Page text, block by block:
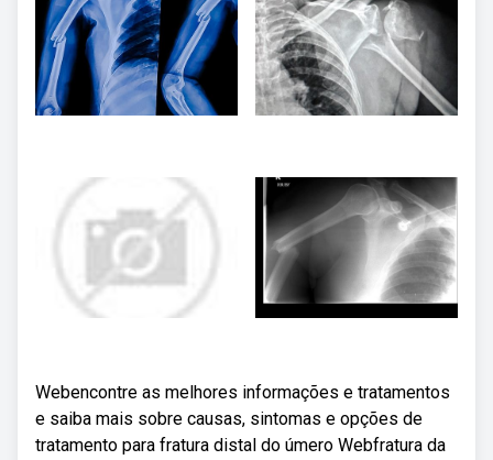
Webencontre as melhores informações e tratamentos
e saiba mais sobre causas, sintomas e opções de
tratamento para fratura distal do úmero Webfratura da